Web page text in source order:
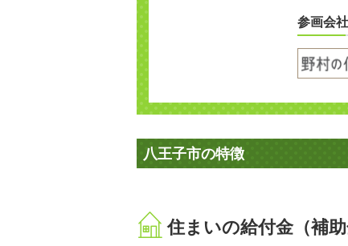
参画会
八王子市の特徴
住まいの給付金（補助